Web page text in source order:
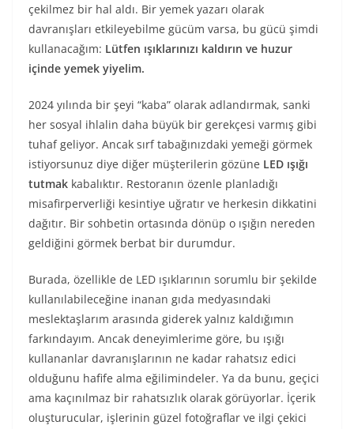
çekilmez bir hal aldı. Bir yemek yazarı olarak
davranışları etkileyebilme gücüm varsa, bu gücü şimdi
kullanacağım: Lütfen ışıklarınızı kaldırın ve huzur
içinde yemek yiyelim.
2024 yılında bir şeyi “kaba” olarak adlandırmak, sanki
her sosyal ihlalin daha büyük bir gerekçesi varmış gibi
tuhaf geliyor. Ancak sırf tabağınızdaki yemeği görmek
istiyorsunuz diye diğer müşterilerin gözüne LED ışığı
tutmak kabalıktır. Restoranın özenle planladığı
misafirperverliği kesintiye uğratır ve herkesin dikkatini
dağıtır. Bir sohbetin ortasında dönüp o ışığın nereden
geldiğini görmek berbat bir durumdur.
Burada, özellikle de LED ışıklarının sorumlu bir şekilde
kullanılabileceğine inanan gıda medyasındaki
meslektaşlarım arasında giderek yalnız kaldığımın
farkındayım. Ancak deneyimlerime göre, bu ışığı
kullananlar davranışlarının ne kadar rahatsız edici
olduğunu hafife alma eğilimindeler. Ya da bunu, geçici
ama kaçınılmaz bir rahatsızlık olarak görüyorlar. İçerik
oluşturucular, işlerinin güzel fotoğraflar ve ilgi çekici